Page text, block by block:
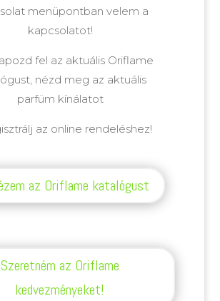
menüpontban velem a
kapcsolatot!
fel az aktuális Oriflame
nézd meg az aktuális
parfüm kínálatot
az online rendeléshez!
az Oriflame katalógust
Szeretném az Oriflame
kedvezményeket!